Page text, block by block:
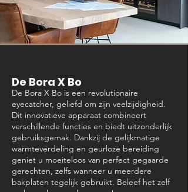
De Bora X Bo
De Bora X Bo is een revolutionaire
eyecatcher, geliefd om zijn veelzijdigheid.
Dit innovatieve apparaat combineert
verschillende functies en biedt uitzonderlijk
gebruiksgemak. Dankzij de gelijkmatige
warmteverdeling en geurloze bereiding
geniet u moeiteloos van perfect gegaarde
gerechten, zelfs wanneer u meerdere
bakplaten tegelijk gebruikt. Beleef het zelf